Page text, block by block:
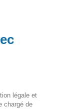
légale et
chargé de